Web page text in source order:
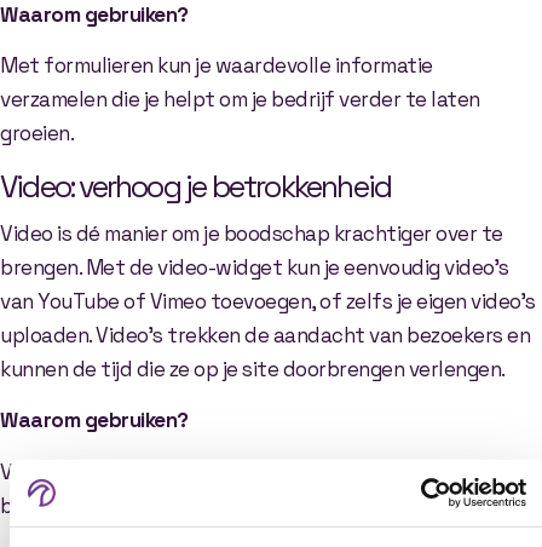
Waarom gebruiken?
Met formulieren kun je waardevolle informatie
verzamelen die je helpt om je bedrijf verder te laten
groeien.
Video: verhoog je betrokkenheid
Video is dé manier om je boodschap krachtiger over te
brengen. Met de video-widget kun je eenvoudig video’s
van YouTube of Vimeo toevoegen, of zelfs je eigen video’s
uploaden. Video’s trekken de aandacht van bezoekers en
kunnen de tijd die ze op je site doorbrengen verlengen.
Waarom gebruiken?
Video maakt je website interactiever en verhoogt de
betrokkenheid van je bezoekers.